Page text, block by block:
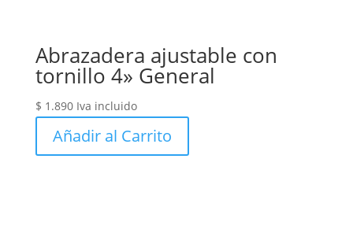
Abrazadera ajustable con
tornillo 4» General
$ 1.890 Iva incluido
Añadir al Carrito